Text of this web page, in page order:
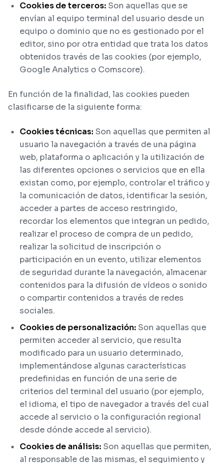
Cookies de terceros: Son aquellas que se
envían al equipo terminal del usuario desde un
equipo o dominio que no es gestionado por el
editor, sino por otra entidad que trata los datos
obtenidos través de las cookies (por ejemplo,
Google Analytics o Comscore).
En función de la finalidad, las cookies pueden
clasificarse de la siguiente forma:
Cookies técnicas: Son aquellas que permiten al
usuario la navegación a través de una página
web, plataforma o aplicación y la utilización de
las diferentes opciones o servicios que en ella
existan como, por ejemplo, controlar el tráfico y
la comunicación de datos, identificar la sesión,
acceder a partes de acceso restringido,
recordar los elementos que integran un pedido,
realizar el proceso de compra de un pedido,
realizar la solicitud de inscripción o
participación en un evento, utilizar elementos
de seguridad durante la navegación, almacenar
contenidos para la difusión de vídeos o sonido
o compartir contenidos a través de redes
sociales.
Cookies de personalización: Son aquellas que
permiten acceder al servicio, que resulta
modificado para un usuario determinado,
implementándose algunas características
predefinidas en función de una serie de
criterios del terminal del usuario (por ejemplo,
el idioma, el tipo de navegador a través del cual
accede al servicio o la configuración regional
desde dónde accede al servicio).
Cookies de análisis: Son aquellas que permiten,
al responsable de las mismas, el seguimiento y